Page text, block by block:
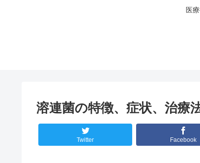
医
溶連菌の特徴、症状、治療
Twitter Facebook